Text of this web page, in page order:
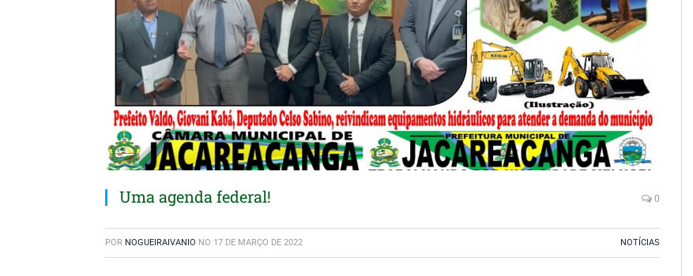
Uma agenda federal! 0
POR NOGUEIRAIVANIO NO 17 DE MARÇO DE 2022 NOTÍCIAS